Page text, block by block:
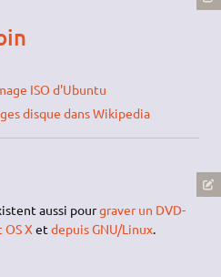
ISO d'Ubuntu
disque dans Wikipedia
aussi pourgraver un DVD-
X et depuis GNU/Linux.